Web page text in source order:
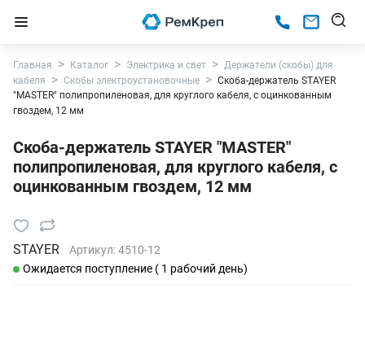
Главная Каталог Электрика и свет
Держатели (скобы) для
кабеля
Скобы электроустановочные
Скоба-держатель STAYER
"MASTER" полипропиленовая, для круглого кабеля, с оцинкованным
гвоздем, 12 мм
Скоба-держатель STAYER "MASTER"
полипропиленовая, для круглого кабеля, с
оцинкованным гвоздем, 12 мм
STAYER Артикул:4510-12
Ожидается поступление ( 1 рабочий день)